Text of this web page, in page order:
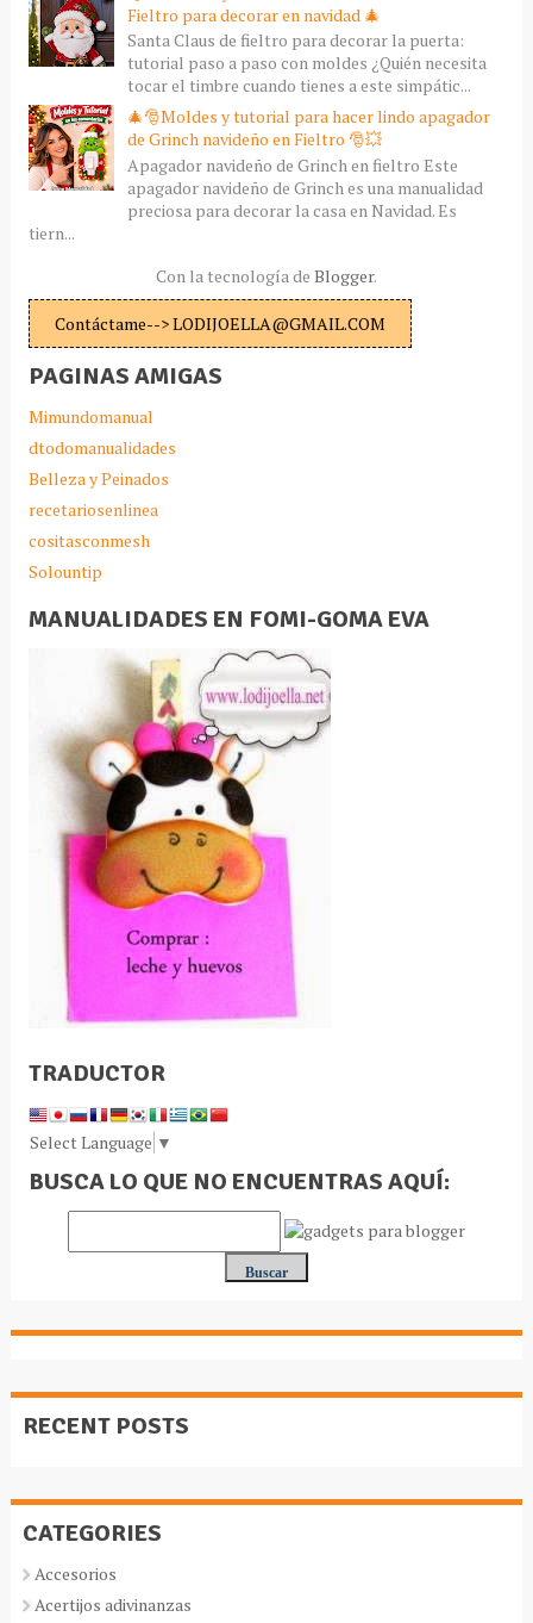
Fieltro para decorar en navidad 🎄
Santa Claus de fieltro para decorar la puerta:
tutorial paso a paso con moldes ¿Quién necesita
tocar el timbre cuando tienes a este simpátic...
🎄🎅Moldes y tutorial para hacer lindo apagador
de Grinch navideño en Fieltro 🎅💥
Apagador navideño de Grinch en fieltro Este
apagador navideño de Grinch es una manualidad
preciosa para decorar la casa en Navidad. Es
tiern...
Con la tecnología de Blogger.
Contáctame--> LODIJOELLA@GMAIL.COM
PAGINAS AMIGAS
Mimundomanual
dtodomanualidades
Belleza y Peinados
recetariosenlinea
cositasconmesh
Solountip
MANUALIDADES EN FOMI-GOMA EVA
TRADUCTOR
Select Language ▼
BUSCA LO QUE NO ENCUENTRAS AQUÍ:
RECENT POSTS
CATEGORIES
Accesorios
Acertijos adivinanzas